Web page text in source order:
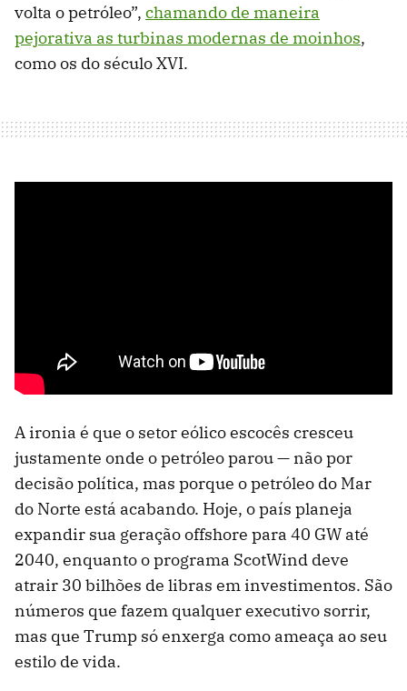
volta o petróleo”, chamando de maneira
pejorativa as turbinas modernas de moinhos,
como os do século XVI.
A ironia é que o setor eólico escocês cresceu
justamente onde o petróleo parou — não por
decisão política, mas porque o petróleo do Mar
do Norte está acabando. Hoje, o país planeja
expandir sua geração offshore para 40 GW até
2040, enquanto o programa ScotWind deve
atrair 30 bilhões de libras em investimentos. São
números que fazem qualquer executivo sorrir,
mas que Trump só enxerga como ameaça ao seu
estilo de vida.